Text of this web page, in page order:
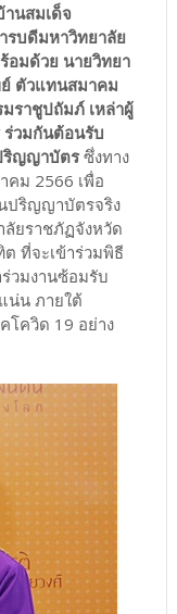
นสมเด็จ
รบดีมหาวิทยาลัย
อมด้วย นายวิทยา
ตัวแทนสมาคม
มราชูปถัมภ์ เหล่าผู้
วมกันต้อนรับ
ริญญาบัตรซึ่งทาง
คม 2566 เพื่อ
ปริญญาบัตรจริง
ยราชภัฏจังหวัด
ที่จะเข้าร่วมพิธี
วมงานซ้อมรับ
น่น ภายใต้
โควิด 19 อย่าง